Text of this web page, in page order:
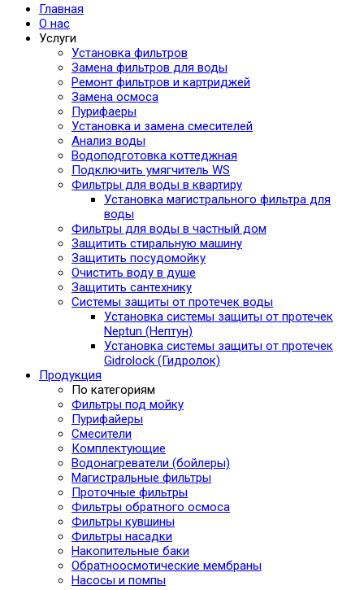
Главная
О нас
Услуги
Установка фильтров
Замена фильтров для воды
Ремонт фильтров и картриджей
Замена осмоса
Пурифаеры
Установка и замена смесителей
Анализ воды
Водоподготовка коттеджная
Подключить умягчитель WS
Фильтры для воды в квартиру
Установка магистрального фильтра для
воды
Фильтры для воды в частный дом
Защитить стиральную машину
Защитить посудомойку
Очистить воду в душе
Защитить сантехнику
Системы защиты от протечек воды
Установка системы защиты от протечек
Neptun (Нептун)
Установка системы защиты от протечек
Gidrolock (Гидролок)
Продукция
По категориям
Фильтры под мойку
Пурифайеры
Смесители
Комплектующие
Водонагреватели (бойлеры)
Магистральные фильтры
Проточные фильтры
Фильтры обратного осмоса
Фильтры кувшины
Фильтры насадки
Накопительные баки
Обратноосмотические мембраны
Насосы и помпы